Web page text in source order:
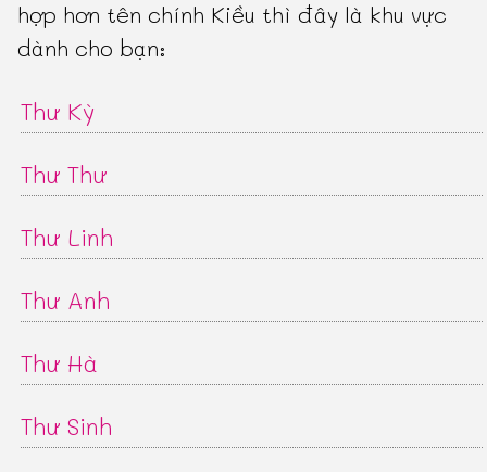
hợp hơn tên chính Kiều thì đây là khu vực
dành cho bạn:
Thư Kỳ
Thư Thư
Thư Linh
Thư Anh
Thư Hà
Thư Sinh